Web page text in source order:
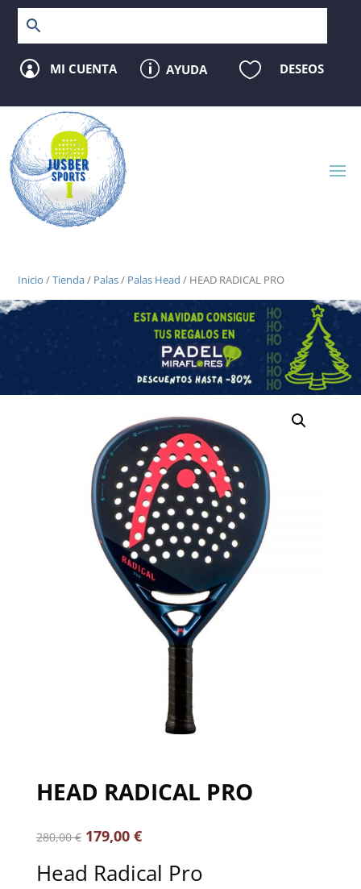
 MI CUENTA p AYUDA  DESEOS
Inicio /Tienda/ Palas/ Palas Head / HEAD RADICAL PRO
HEAD RADICAL PRO
280,00€ 179,00 €
Head Radical Pro